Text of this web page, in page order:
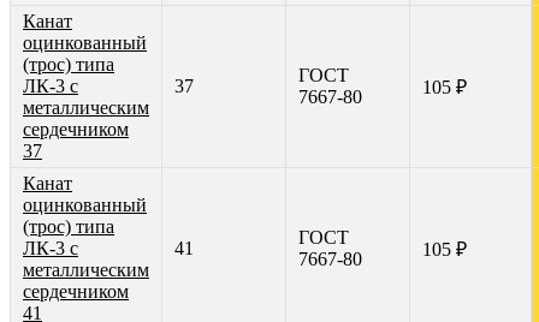
Канат
оцинкованный
(трос) типа
ЛК-3 с
металлическим
сердечником
37
37
ГОСТ
7667-80
105 ₽
Канат
оцинкованный
(трос) типа
ЛК-3 с
металлическим
сердечником
41
41
ГОСТ
7667-80
105 ₽